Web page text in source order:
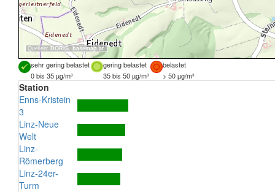
Quellen: DORIS, basemap.at
sehr gering belastet gering belastet
belastet
0 bis 35 µg/m³
35 bis 50 µg/m³ > 50 µg/m³
Station
Enns-Kristein
3
Linz-Neue
Welt
Linz-
Römerberg
Linz-24er-
Turm